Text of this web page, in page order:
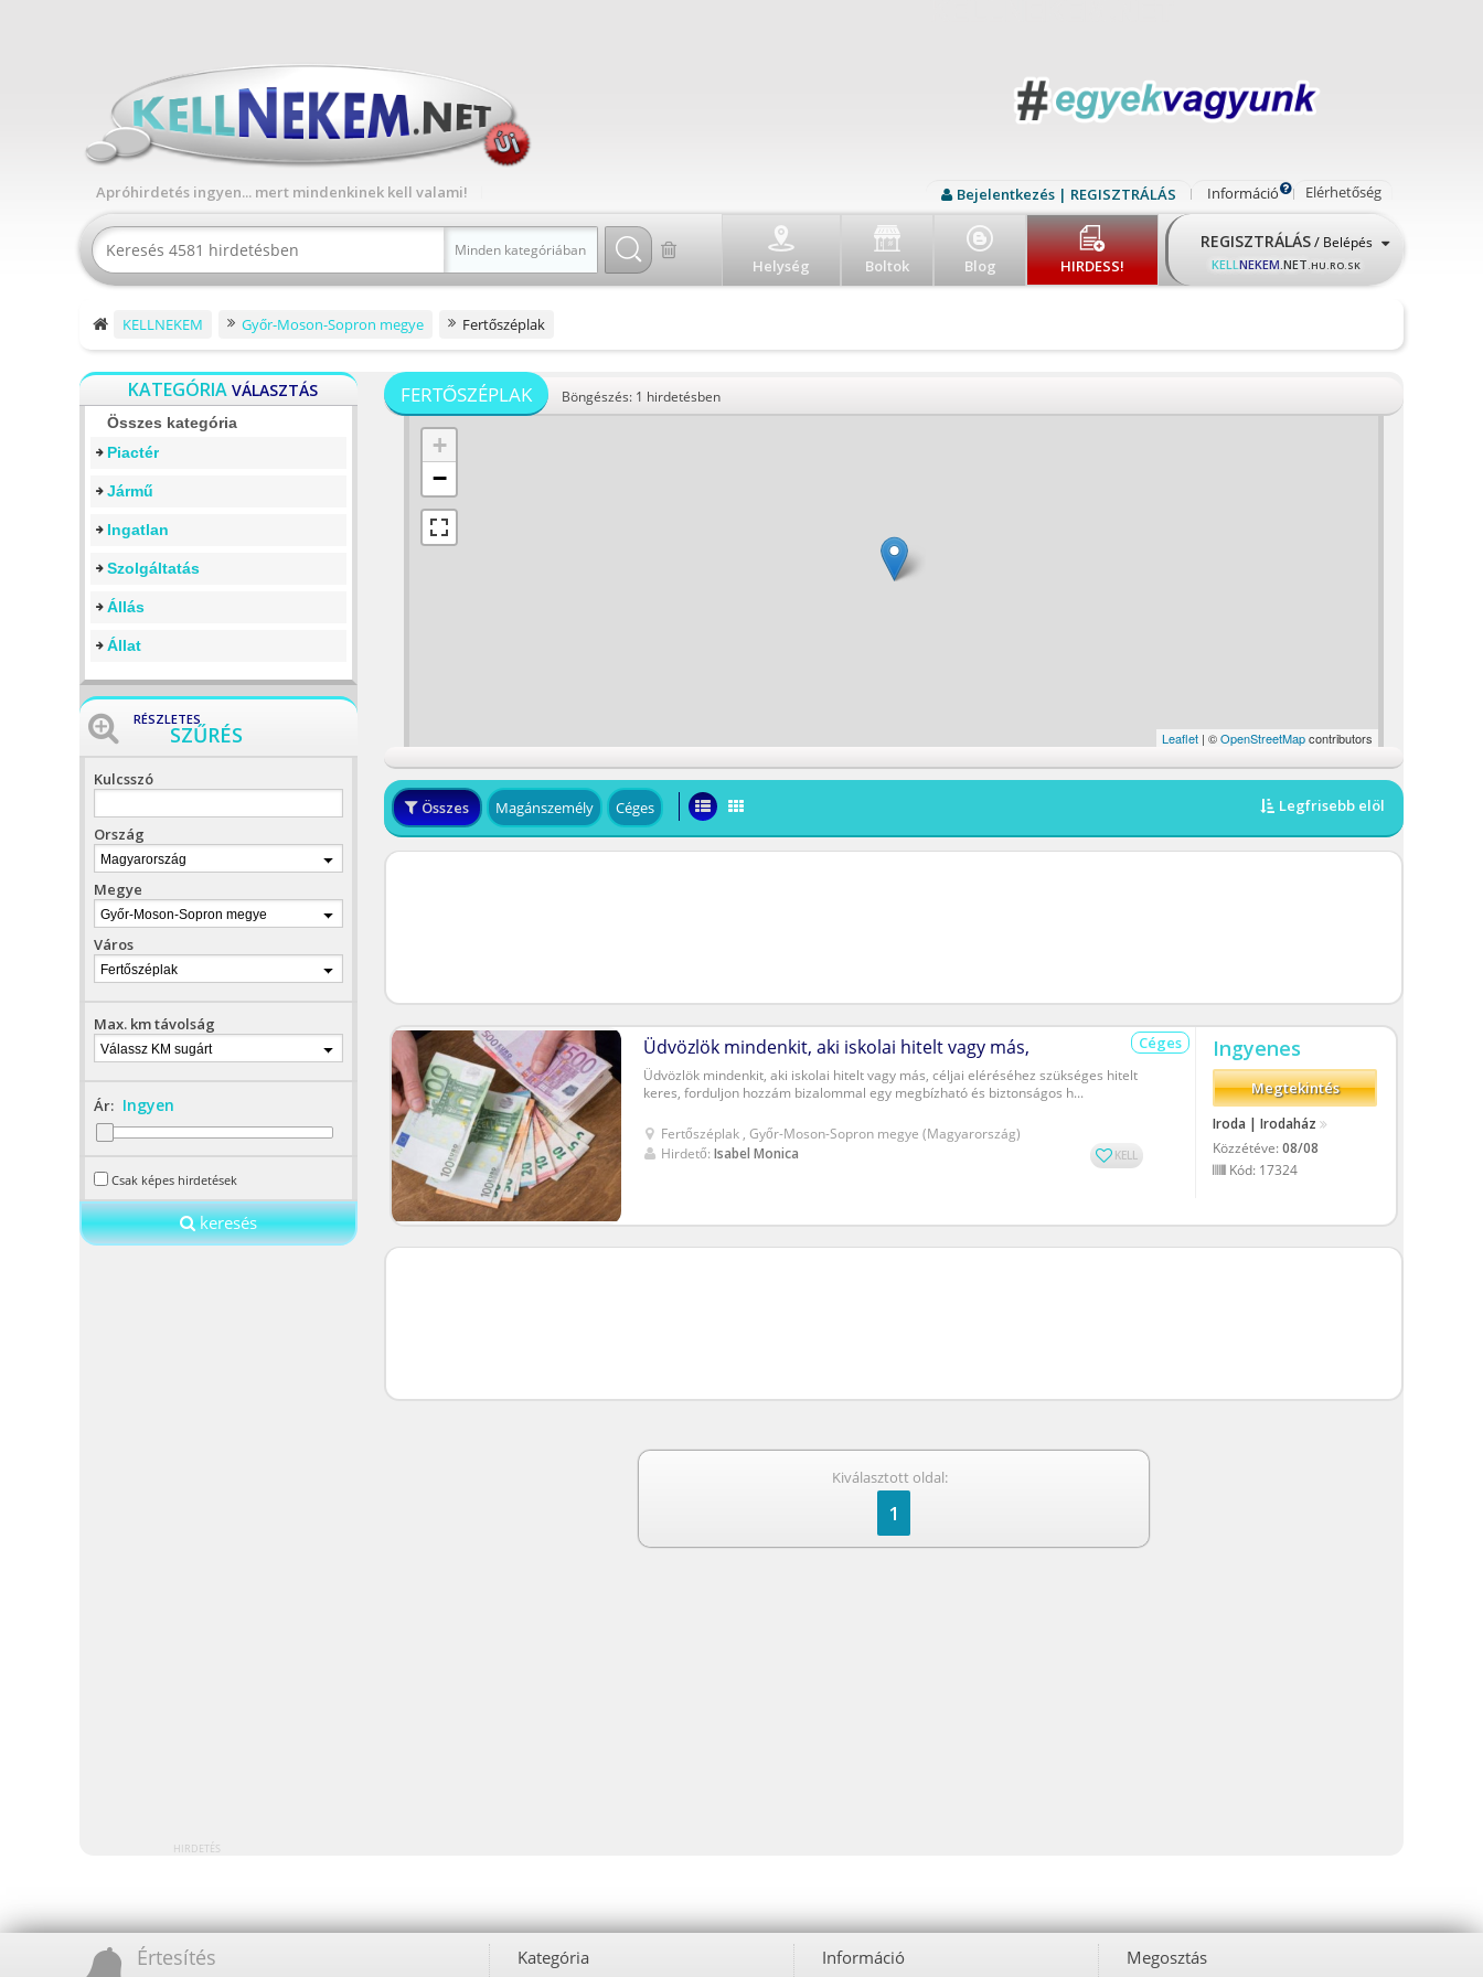
Apróhirdetés ingyen... mert mindenkinek kell valami! Elérhetőség
Információ
Bejelentkezés | REGISZTRÁLÁS
Minden kategóriában
Helység Boltok Blog HIRDESS!
REGISZTRÁLÁS/ Belépés
KELLNEKEM.NET.HU.RO.SK
KELLNEKEM Győr-Moson-Sopron megye Fertőszéplak
KATEGÓRIA VÁLASZTÁS
Összes kategória
Piactér
Jármű
Ingatlan
Szolgáltatás
Állás
Állat
RÉSZLETES
SZŰRÉS
Kulcsszó
Ország
Magyarország
Megye
Győr-Moson-Sopron megye
Város
Fertőszéplak
Max. km távolság
Válassz KM sugárt
Ár: Ingyen
Csak képes hirdetések
keresés
FERTŐSZÉPLAK Böngészés: 1 hirdetésben
+
−
Leaflet| ©OpenStreetMapcontributors
Összes Magánszemély Céges Legfrisebb elöl
Ingyenes
Megtekintés
Iroda | Irodaház
Közzétéve:08/08
Kód: 17324
Céges
Üdvözlök mindenkit, aki iskolai hitelt vagy más,
Üdvözlök mindenkit, aki iskolai hitelt vagy más, céljai eléréséhez szükséges hitelt
keres, forduljon hozzám bizalommal egy megbízható és biztonságos h...
Fertőszéplak , Győr-Moson-Sopron megye (Magyarország)
Hirdető: Isabel Monica KELL
Kiválasztott oldal:
1
HIRDETÉS
Értesítés Kategória Információ Megosztás